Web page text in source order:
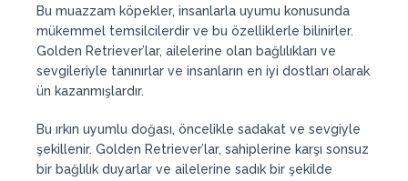
Bu muazzam köpekler, insanlarla uyumu konusunda
mükemmel temsilcilerdir ve bu özelliklerle bilinirler.
Golden Retriever’lar, ailelerine olan bağlılıkları ve
sevgileriyle tanınırlar ve insanların en iyi dostları olarak
ün kazanmışlardır.
Bu ırkın uyumlu doğası, öncelikle sadakat ve sevgiyle
şekillenir. Golden Retriever’lar, sahiplerine karşı sonsuz
bir bağlılık duyarlar ve ailelerine sadık bir şekilde